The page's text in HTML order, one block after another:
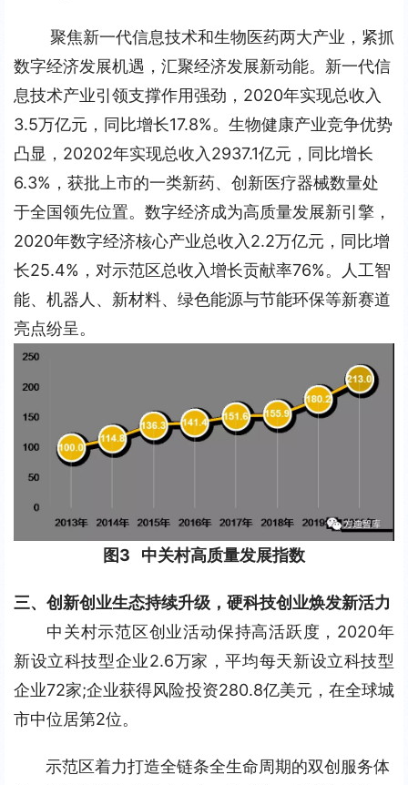
聚焦新一代信息技术和生物医药两大产业，紧抓
数字经济发展机遇，汇聚经济发展新动能。新一代信
息技术产业引领支撑作用强劲，2020年实现总收入
3.5万亿元，同比增长17.8%。生物健康产业竞争优势
凸显，20202年实现总收入2937.1亿元，同比增长
6.3%，获批上市的一类新药、创新医疗器械数量处
于全国领先位置。数字经济成为高质量发展新引擎，
2020年数字经济核心产业总收入2.2万亿元，同比增
长25.4%，对示范区总收入增长贡献率76%。人工智
能、机器人、新材料、绿色能源与节能环保等新赛道
亮点纷呈。
图3   中关村高质量发展指数
三、创新创业生态持续升级，硬科技创业焕发新活力
中关村示范区创业活动保持高活跃度，2020年
新设立科技型企业2.6万家，平均每天新设立科技型
企业72家;企业获得风险投资280.8亿美元，在全球城
市中位居第2位。
示范区着力打造全链条全生命周期的双创服务体